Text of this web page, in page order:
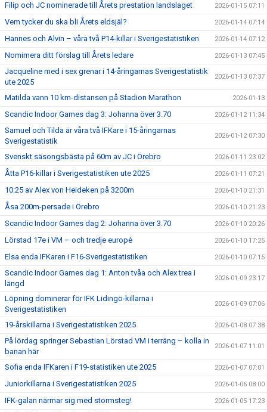
Filip och JC nominerade till Årets prestation landslaget 2026-01-15 07:11
Vem tycker du ska bli Årets eldsjäl? 2026-01-14 07:14
Hannes och Alvin – våra två P14-killar i Sverigestatistiken 2026-01-14 07:12
Nomimera ditt förslag till Årets ledare 2026-01-13 07:45
Jacqueline med i sex grenar i 14-åringarnas Sverigestatistik
ute 2025
2026-01-13 07:37
Matilda vann 10 km-distansen på Stadion Marathon 2026-01-13
Scandic Indoor Games dag 3: Johanna över 3.70 2026-01-12 11:34
Samuel och Tilda är våra två IFKare i 15-åringarnas
Sverigestatistik
2026-01-12 07:30
Svenskt säsongsbästa på 60m av JC i Örebro 2026-01-11 23:02
Åtta P16-killar i Sverigestatistiken ute 2025 2026-01-11 07:21
10:25 av Alex von Heideken på 3200m 2026-01-10 21:31
Åsa 200m-persade i Örebro 2026-01-10 21:23
Scandic Indoor Games dag 2: Johanna över 3.70 2026-01-10 20:26
Lörstad 17e i VM – och tredje europé 2026-01-10 17:25
Elsa enda IFKaren i F16-Sverigestatistiken 2026-01-10 07:15
Scandic Indoor Games dag 1: Anton tvåa och Alex trea i
längd
2026-01-09 23:17
Löpning dominerar för IFK Lidingö-killarna i
Sverigestatistiken
2026-01-09 07:06
19-årskillarna i Sverigestatistiken 2025 2026-01-08 07:38
På lördag springer Sebastian Lörstad VM i terräng – kolla in
banan här
2026-01-07 11:01
Sofia enda IFKaren i F19-statistiken ute 2025 2026-01-07 07:01
Juniorkillarna i Sverigestatistiken 2025 2026-01-06 08:00
IFK-galan närmar sig med stormsteg! 2026-01-05 17:23